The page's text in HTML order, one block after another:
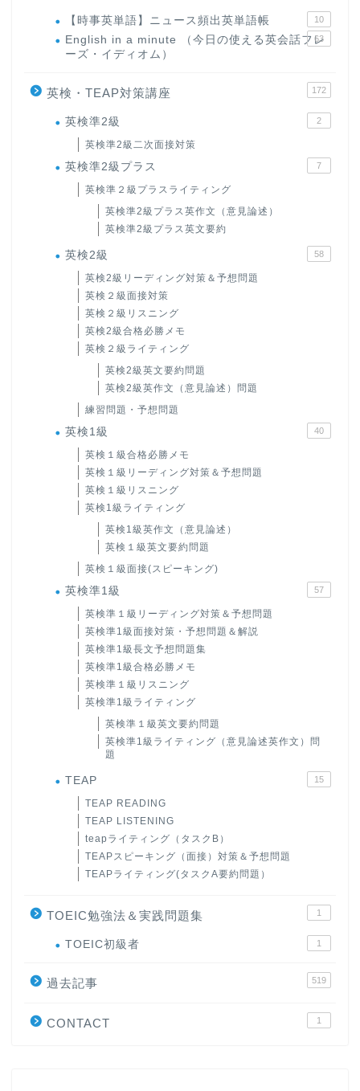
【時事英単語】ニュース頻出英単語帳 10
English in a minute （今日の使える英会話フレ
ーズ・イディオム）
63
英検・TEAP対策講座 172
英検準2級 2
英検準2級二次面接対策
英検準2級プラス 7
英検準２級プラスライティング
英検準2級プラス英作文（意見論述）
英検準2級プラス英文要約
英検2級 58
英検2級リーディング対策＆予想問題
英検２級面接対策
英検２級リスニング
英検2級合格必勝メモ
英検２級ライティング
英検2級英文要約問題
英検2級英作文（意見論述）問題
練習問題・予想問題
英検1級 40
英検１級合格必勝メモ
英検１級リーディング対策＆予想問題
英検１級リスニング
英検1級ライティング
英検1級英作文（意見論述）
英検１級英文要約問題
英検１級面接(スピーキング)
英検準1級 57
英検準１級リーディング対策＆予想問題
英検準1級面接対策・予想問題＆解説
英検準1級長文予想問題集
英検準1級合格必勝メモ
英検準１級リスニング
英検準1級ライティング
英検準１級英文要約問題
英検準1級ライティング（意見論述英作文）問
題
TEAP 15
TEAP READING
TEAP LISTENING
teapライティング（タスクB）
TEAPスピーキング（面接）対策＆予想問題
TEAPライティング(タスクA要約問題）
TOEIC勉強法＆実践問題集 1
TOEIC初級者 1
過去記事 519
CONTACT 1